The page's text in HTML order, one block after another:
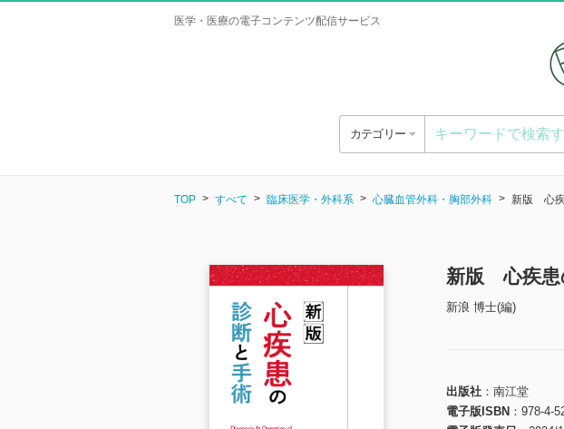
医学・医療の電子コンテンツ配信サービス
カテゴリー
TOP すべて 臨床医学・外科系 心臓血管外科・胸部外科 新版 心疾
新版 心疾患
新浪 博士(編)
出版社
南江堂
電子版ISBN
978-4-